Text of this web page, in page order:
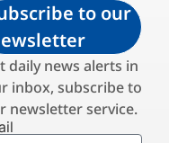
to our
daily news alerts in
inbox, subscribe to
newsletter service.